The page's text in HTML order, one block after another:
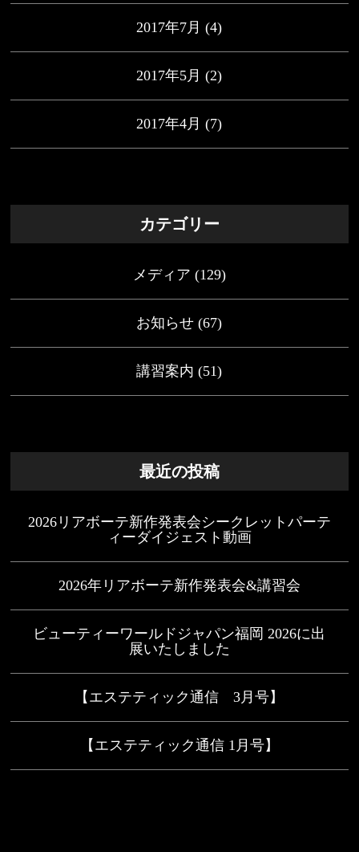
2017年7月 (4)
2017年5月 (2)
2017年4月 (7)
カテゴリー
メディア (129)
お知らせ (67)
講習案内 (51)
最近の投稿
2026リアボーテ新作発表会シークレットパーテ
ィーダイジェスト動画
2026年リアボーテ新作発表会&講習会
ビューティーワールドジャパン福岡 2026に出
展いたしました
【エステティック通信 3月号】
【エステティック通信 1月号】